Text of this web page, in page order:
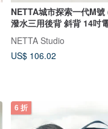
NETTA城市探索一代M
潑水三用後背 斜背 14吋
NETTA Studio
US$ 106.02
6 折